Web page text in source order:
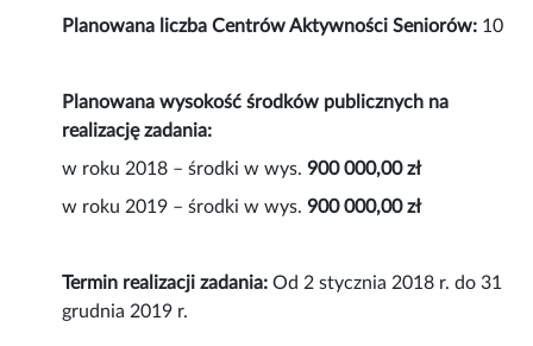
Planowana liczba Centrów Aktywności Seniorów: 10
Planowana wysokość środków publicznych na
realizację zadania:
w roku 2018 – środki w wys.900 000,00 zł
w roku 2019 – środki w wys.900 000,00 zł
Termin realizacji zadania: Od 2 stycznia 2018 r. do 31
grudnia 2019 r.